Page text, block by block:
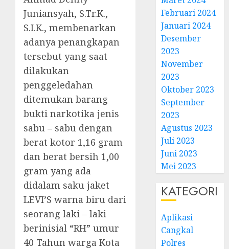
Juniansyah, S.Tr.K.,
S.I.K., membenarkan
adanya penangkapan
tersebut yang saat
dilakukan
penggeledahan
ditemukan barang
bukti narkotika jenis
sabu – sabu dengan
berat kotor 1,16 gram
dan berat bersih 1,00
gram yang ada
didalam saku jaket
LEVI’S warna biru dari
seorang laki – laki
berinisial “RH” umur
40 Tahun warga Kota
Februari 2024
Januari 2024
Desember
2023
November
2023
Oktober 2023
September
2023
Agustus 2023
Juli 2023
Juni 2023
Mei 2023
KATEGORI
Aplikasi
Cangkal
Polres